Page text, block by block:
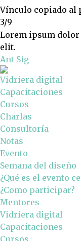
Vínculo copiado al
3/9
Lorem ipsum
elit.
Ant Sig
Vidriera digital
Capacitaciones
Cursos
Charlas
Consultoría
Notas
Evento
Semana del diseño
¿Qué es el evento
¿Como participar?
Mentores
Vidriera digital
Capacitaciones